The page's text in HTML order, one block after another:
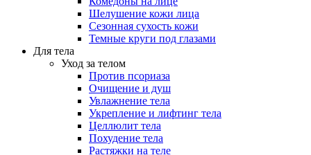
Шелушение кожи лица
Сезонная сухость кожи
Темные круги под глазами
Для тела
Уход за телом
Против псориаза
Очищение и душ
Увлажнение тела
Укрепление и лифтинг тела
Целлюлит тела
Похудение тела
Растяжки на теле